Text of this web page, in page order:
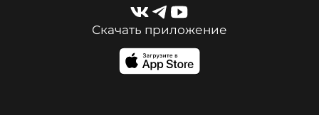
Скачать приложение